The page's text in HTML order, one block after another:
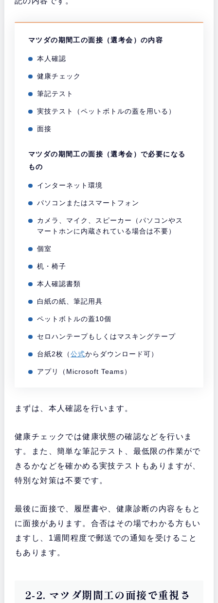
マツダの期間工の面接（選考会）の内容
本人確認
健康チェック
筆記テスト
実技テスト（ペットボトルの蓋を用いる）
面接
マツダの期間工の面接（選考会）で必要になる
もの
インターネット環境
パソコンまたはスマートフォン
カメラ、マイク、スピーカー（パソコンやス
マートホンに内蔵されている場合は不要）
個室
机・椅子
本人確認書類
白紙の紙、筆記用具
ペットボトルの蓋10個
セロハンテープもしくはマスキングテープ
台紙2枚（公式からダウンロード可）
アプリ（Microsoft Teams）
まずは、本人確認を行います。
健康チェックでは健康状態の確認などを行いま
す。また、簡単な筆記テスト、最低限の作業がで
きるかなどを確かめる実技テストもありますが、
特別な対策は不要です。
最後に面接で、履歴書や、健康診断の内容をもと
に面接があります。合否はその場でわかる方もい
ますし、1週間程度で郵送での通知を受けること
もあります。
2-2. マツダ期間工の面接で重視さ